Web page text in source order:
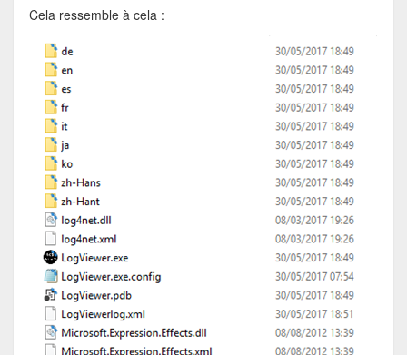
Cela ressemble à cela :